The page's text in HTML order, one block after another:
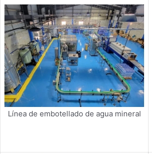
Línea de embotellado de agua mineral